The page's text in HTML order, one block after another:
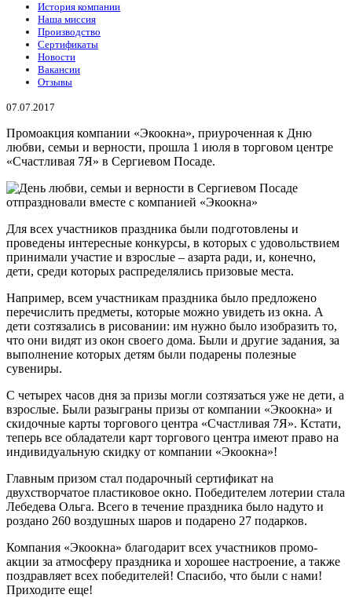
История компании
Наша миссия
Производство
Сертификаты
Новости
Вакансии
Отзывы
07.07.2017
Промоакция компании «Экоокна», приуроченная к Дню
любви, семьи и верности, прошла 1 июля в торговом центре
«Счастливая 7Я» в Сергиевом Посаде.
Для всех участников праздника были подготовлены и
проведены интересные конкурсы, в которых с удовольствием
принимали участие и взрослые – азарта ради, и, конечно,
дети, среди которых распределялись призовые места.
Например, всем участникам праздника было предложено
перечислить предметы, которые можно увидеть из окна. А
дети созтязались в рисовании: им нужно было изобразить то,
что они видят из окон своего дома. Были и другие задания, за
выполнение которых детям были подарены полезные
сувениры.
С четырех часов дня за призы могли созтязаться уже не дети, а
взрослые. Были разыграны призы от компании «Экоокна» и
скидочные карты торгового центра «Счастливая 7Я». Кстати,
теперь все обладатели карт торгового центра имеют право на
индивидуальную скидку от компании «Экоокна»!
Главным призом стал подарочный сертификат на
двухстворчатое пластиковое окно. Победителем лотерии стала
Лебедева Ольга. Всего в течение праздника было надуто и
роздано 260 воздушных шаров и подарено 27 подарков.
Компания «Экоокна» благодарит всех участников промо-
акции за атмосферу праздника и хорошее настроение, а также
поздравляет всех победителей! Спасибо, что были с нами!
Приходите еще!